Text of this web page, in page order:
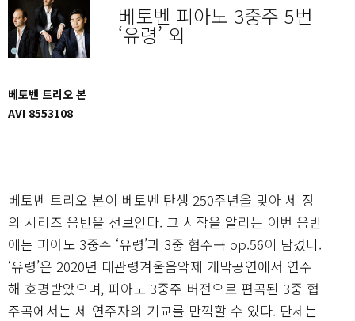
베토벤 피아노 3중주 5번
‘유령’ 외
베토벤 트리오 본
AVI 8553108
베토벤 트리오 본이 베토벤 탄생 250주년을 맞아 세 장
의 시리즈 음반을 선보인다. 그 시작을 알리는 이번 음반
에는 피아노 3중주 ‘유령’과 3중 협주곡 op.56이 담겼다.
‘유령’은 2020년 대관령겨울음악제 개막공연에서 연주
해 호평받았으며, 피아노 3중주 버전으로 편곡된 3중 협
주곡에서는 세 연주자의 기교를 만끽할 수 있다. 단체는